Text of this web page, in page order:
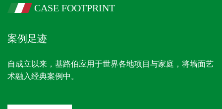
CASE FOOTPRINT
案例足迹
自成立以来，基路伯应用于世界各地项目与家庭，将墙面艺
术融入经典案例中。